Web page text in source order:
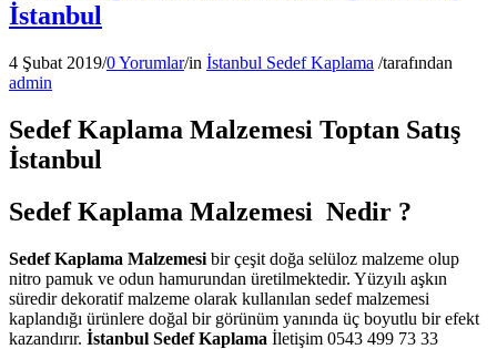
İstanbul
4 Şubat 2019/0 Yorumlar/in İstanbul Sedef Kaplama /tarafından
admin
Sedef Kaplama Malzemesi Toptan Satış
İstanbul
Sedef Kaplama Malzemesi Nedir ?
Sedef Kaplama Malzemesi bir çeşit doğa selüloz malzeme olup
nitro pamuk ve odun hamurundan üretilmektedir. Yüzyılı aşkın
süredir dekoratif malzeme olarak kullanılan sedef malzemesi
kaplandığı ürünlere doğal bir görünüm yanında üç boyutlu bir efekt
kazandırır. İstanbul Sedef Kaplama İletişim 0543 499 73 33